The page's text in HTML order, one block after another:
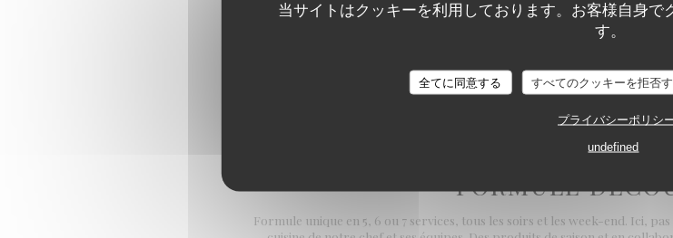
当サイトはクッキーを利用しております。お客様自身で
す。
全てに同意する すべてのクッキーを拒否
プライバシーポリシ
undefined
confortable. Des bonnes quilles, des bons
FORMULE
Formule unique en 5, 6 ou 7 services, tous les soirs et les week-end. Ici,